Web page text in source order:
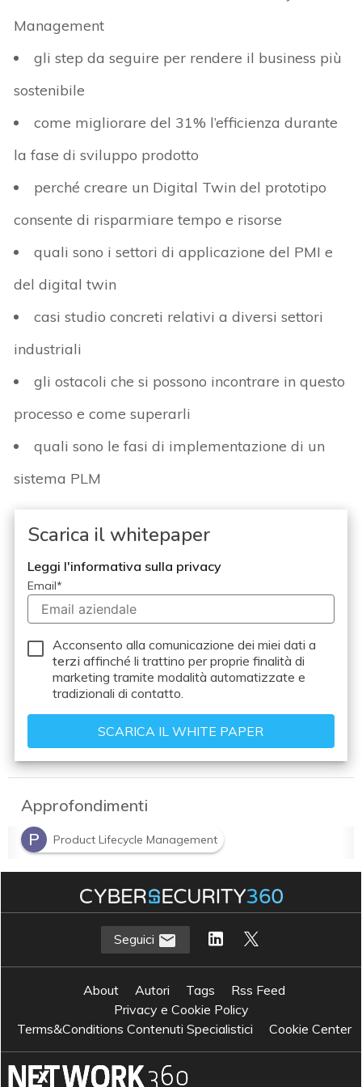
Management
gli step da seguire per rendere il business più
sostenibile
come migliorare del 31% l’efficienza durante
la fase di sviluppo prodotto
perché creare un Digital Twin del prototipo
consente di risparmiare tempo e risorse
quali sono i settori di applicazione del PMI e
del digital twin
casi studio concreti relativi a diversi settori
industriali
gli ostacoli che si possono incontrare in questo
processo e come superarli
quali sono le fasi di implementazione di un
sistema PLM
Scarica il whitepaper
Leggi l'informativa sulla privacy
Email*
Acconsento alla comunicazione dei miei dati a
terzi affinché li trattino per proprie finalità di
marketing tramite modalità automatizzate e
tradizionali di contatto.
Approfondimenti
P
Product Lifecycle Management
Seguici
About Autori Tags
Rss Feed
Privacy e Cookie Policy
Terms&Conditions Contenuti Specialistici
Cookie Center